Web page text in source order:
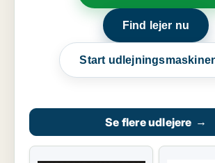
Find lejer nu
Start
Se flere udlejere →